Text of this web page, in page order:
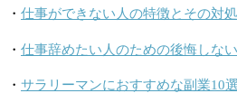
・ 仕事ができない人の特徴とその対
・ 仕事辞めたい人のための後悔しな
・ サラリーマンにおすすめな副業10選